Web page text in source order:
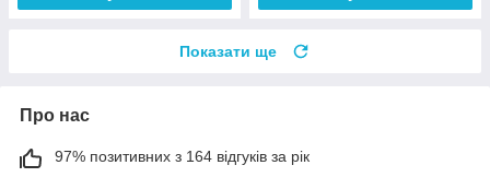
Показати ще
Про нас
97% позитивних з 164 відгуків за рік